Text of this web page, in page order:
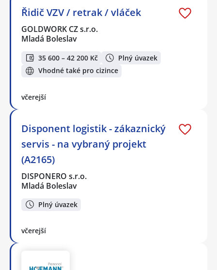
Řidič VZV / retrak / vláček
GOLDWORK CZ s.r.o.
Mladá Boleslav
35 600 – 42 200 Kč
Plný úvazek
Vhodné také pro cizince
včerejší
Disponent logistik - zákaznický
servis - na vybraný projekt
(A2165)
DISPONERO s.r.o.
Mladá Boleslav
Plný úvazek
včerejší